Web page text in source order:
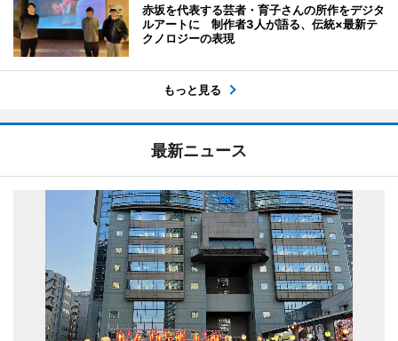
赤坂を代表する芸者・育子さんの所作をデジタ
ルアートに 制作者3人が語る、伝統×最新テ
クノロジーの表現
もっと見る
最新ニュース